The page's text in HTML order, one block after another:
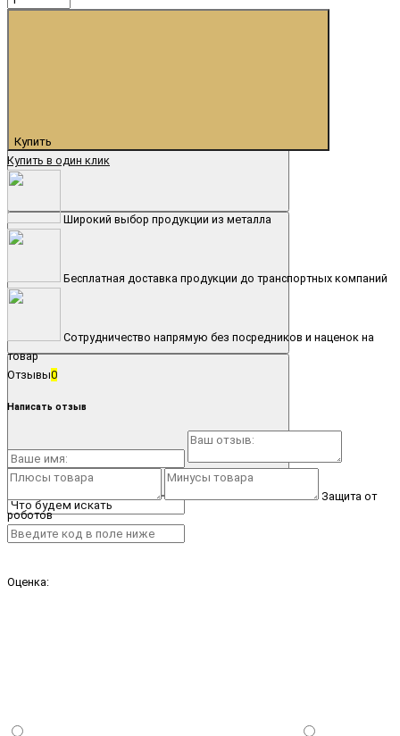
О компании
Купить
Купить в один клик
Широкий выбор продукции из металла
Бесплатная доставка продукции до транспортных компаний
Сотрудничество напрямую без посредников и наценок на
товар
Отзывы0
Написать отзыв
Защита от
роботов
Оценка: